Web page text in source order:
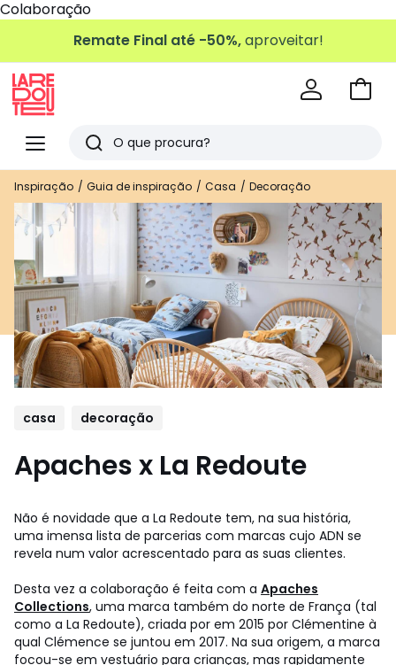
Colaboração
Remate Final até -50%,aproveitar!
Menu
Redoute
Pesquisar
Últimos
artigos
vistos
Ir
Inspiração Guia de inspiração Casa Decoração
casa decoração
Apaches x La Redoute
Não é novidade que a La Redoute tem, na sua história,
uma imensa lista de parcerias com marcas cujo ADN se
revela num valor acrescentado para as suas clientes.
Desta vez a colaboração é feita com a Apaches
Collections, uma marca também do norte de França (tal
como a La Redoute), criada por em 2015 por Clémentine à
qual Clémence se juntou em 2017. Na sua origem, a marca
focou-se em vestuário para crianças, mas rapidamente